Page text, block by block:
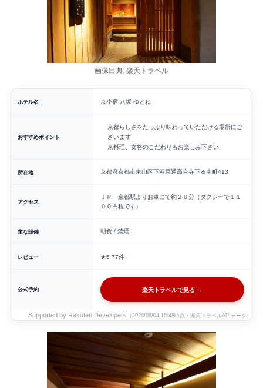
画像出典: 楽天トラベル
ホテル名 京小宿 八坂 ゆとね
おすすめポイント
京都らしさをたっぷり味わっていただける場所にご
ざいます
京料理、女将のこだわりもお楽しみ下さい
所在地 京都府京都市東山区下河原通高台寺下る南町413
アクセス
ＪＲ 京都駅よりお車にて約２０分（タクシーで１１
００円程です）
主な設備 朝食 / 禁煙
レビュー ★5 77件
公式予約 楽天トラベルで見る →
Supported by Rakuten Developers （2026/06/04 16:48時点・楽天トラベルAPIデータ）